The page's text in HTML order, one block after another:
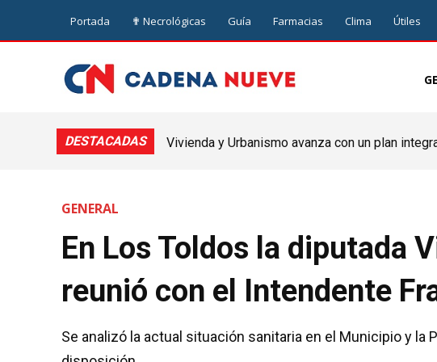
Portada ✟ Necrológicas Guía Farmacias Clima Útiles
DESTACADAS
Vivienda y Urbanismo avanza con un plan
GENERAL
En Los Toldos la diputada
reunió con el Intendente
Se analizó la actual situación sanitaria en el Municipio y la